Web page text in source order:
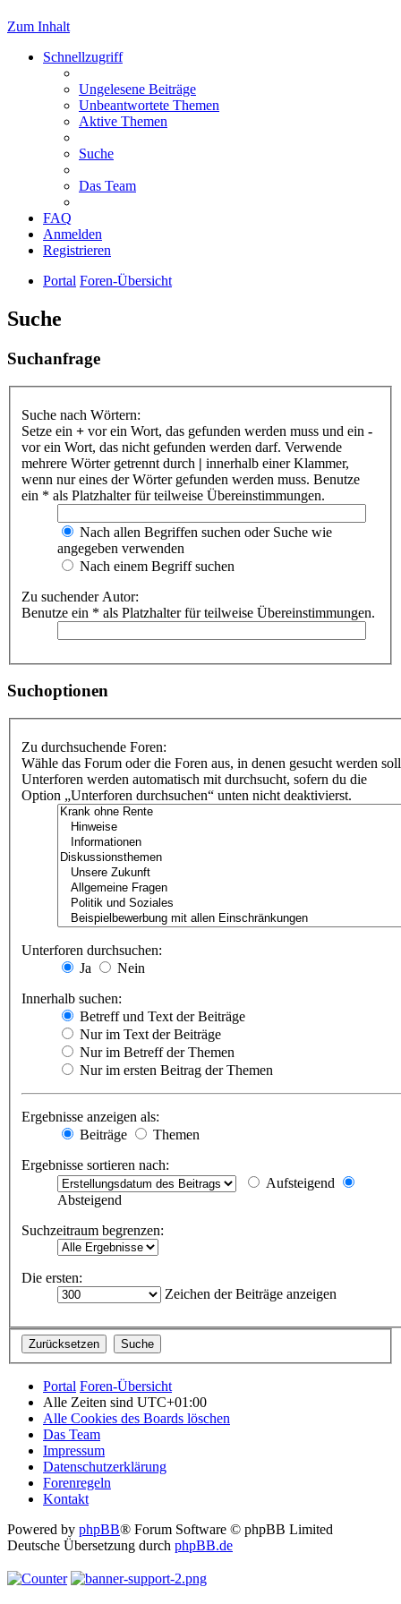
Zum Inhalt
Schnellzugriff
Ungelesene Beiträge
Unbeantwortete Themen
Aktive Themen
Suche
Das Team
FAQ
Anmelden
Registrieren
Portal Foren-Übersicht
Suche
Suchanfrage
Suche nach Wörtern:
Setze ein + vor ein Wort, das gefunden werden muss und ein -
vor ein Wort, das nicht gefunden werden darf. Verwende
mehrere Wörter getrennt durch | innerhalb einer Klammer,
wenn nur eines der Wörter gefunden werden muss. Benutze
ein * als Platzhalter für teilweise Übereinstimmungen.
Nach allen Begriffen suchen oder Suche wie
angegeben verwenden
Nach einem Begriff suchen
Zu suchender Autor:
Benutze ein * als Platzhalter für teilweise Übereinstimmungen.
Suchoptionen
Zu durchsuchende Foren:
Wähle das Forum oder die Foren aus, in denen gesucht werden
Unterforen werden automatisch mit durchsucht, sofern du die
Option „Unterforen durchsuchen“ unten nicht deaktivierst.
Unterforen durchsuchen:
Ja
Nein
Innerhalb suchen:
Betreff und Text der Beiträge
Nur im Text der Beiträge
Nur im Betreff der Themen
Nur im ersten Beitrag der Themen
Ergebnisse anzeigen als:
Beiträge
Themen
Ergebnisse sortieren nach:
Aufsteigend
Absteigend
Suchzeitraum begrenzen:
Die ersten:
Zeichen der Beiträge anzeigen
Portal Foren-Übersicht
Alle Zeiten sind UTC+01:00
Alle Cookies des Boards löschen
Das Team
Impressum
Datenschutzerklärung
Forenregeln
Kontakt
Powered by phpBB® Forum Software © phpBB Limited
Deutsche Übersetzung durch phpBB.de